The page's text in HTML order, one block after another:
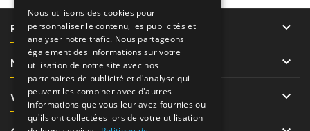
PRODUITS 
NOTRE SOCIÉTÉ 
VOTRE COMPTE 
Nous utilisons des cookies pour
personnaliser le contenu, les publicités et
analyser notre trafic. Nous partageons
également des informations sur votre
utilisation de notre site avec nos
partenaires de publicité et d'analyse qui
peuvent les combiner avec d'autres
informations que vous leur avez fournies ou
qu'ils ont collectées lors de votre utilisation